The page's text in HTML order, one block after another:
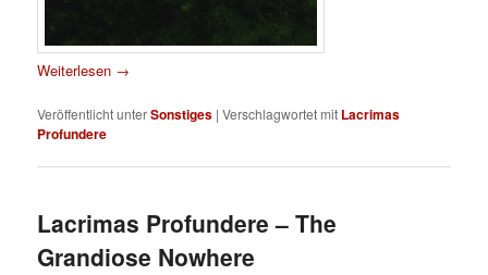
Weiterlesen →
Veröffentlicht unterSonstiges |Verschlagwortet mit Lacrimas
Profundere
Lacrimas Profundere – The
Grandiose Nowhere